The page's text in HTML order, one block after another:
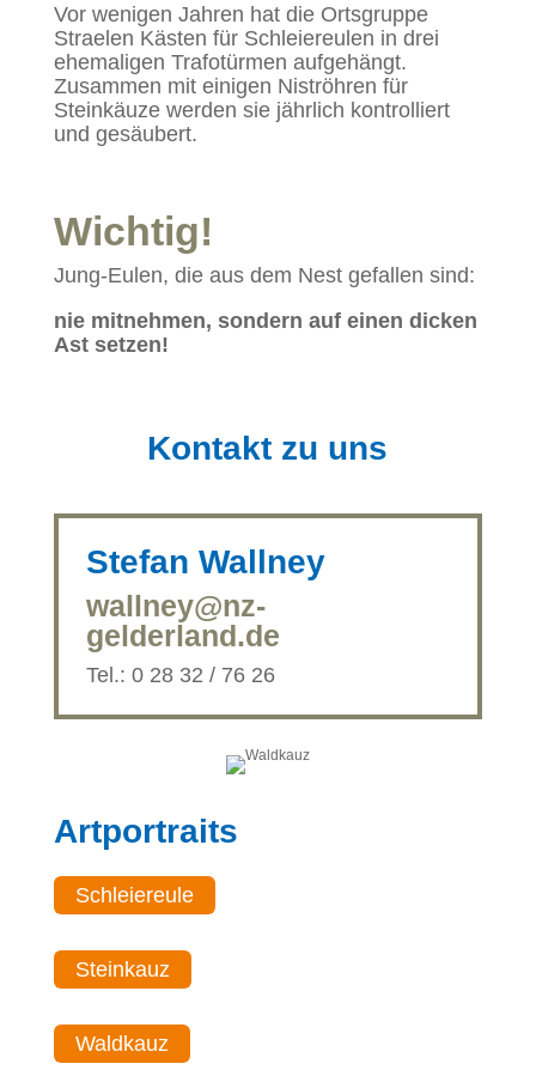
Vor wenigen Jahren hat die Ortsgruppe
Straelen Kästen für Schleiereulen in drei
ehemaligen Trafotürmen aufgehängt.
Zusammen mit einigen Niströhren für
Steinkäuze werden sie jährlich kontrolliert
und gesäubert.
Wichtig!
Jung-Eulen, die aus dem Nest gefallen sind:
nie mitnehmen, sondern auf einen dicken
Ast setzen!
Kontakt zu uns
Stefan Wallney
wallney@nz-
gelderland.de
Tel.: 0 28 32 / 76 26
Artportraits
Schleiereule
Steinkauz
Waldkauz